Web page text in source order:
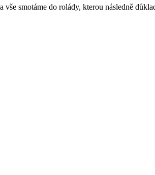
smotáme do rolády, kterou následně